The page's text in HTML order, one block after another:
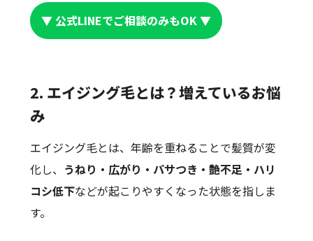
▼ 公式LINEでご相談のみもOK ▼
2. エイジング毛とは？増えているお悩
み
エイジング毛とは、年齢を重ねることで髪質が変
化し、 うねり・広がり・パサつき・艶不足・ハリ
コシ低下などが起こりやすくなった状態を指しま
す。